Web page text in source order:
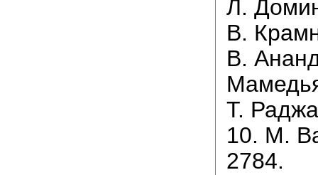
Л.
В.
В.
Т.
10. М.
2784.